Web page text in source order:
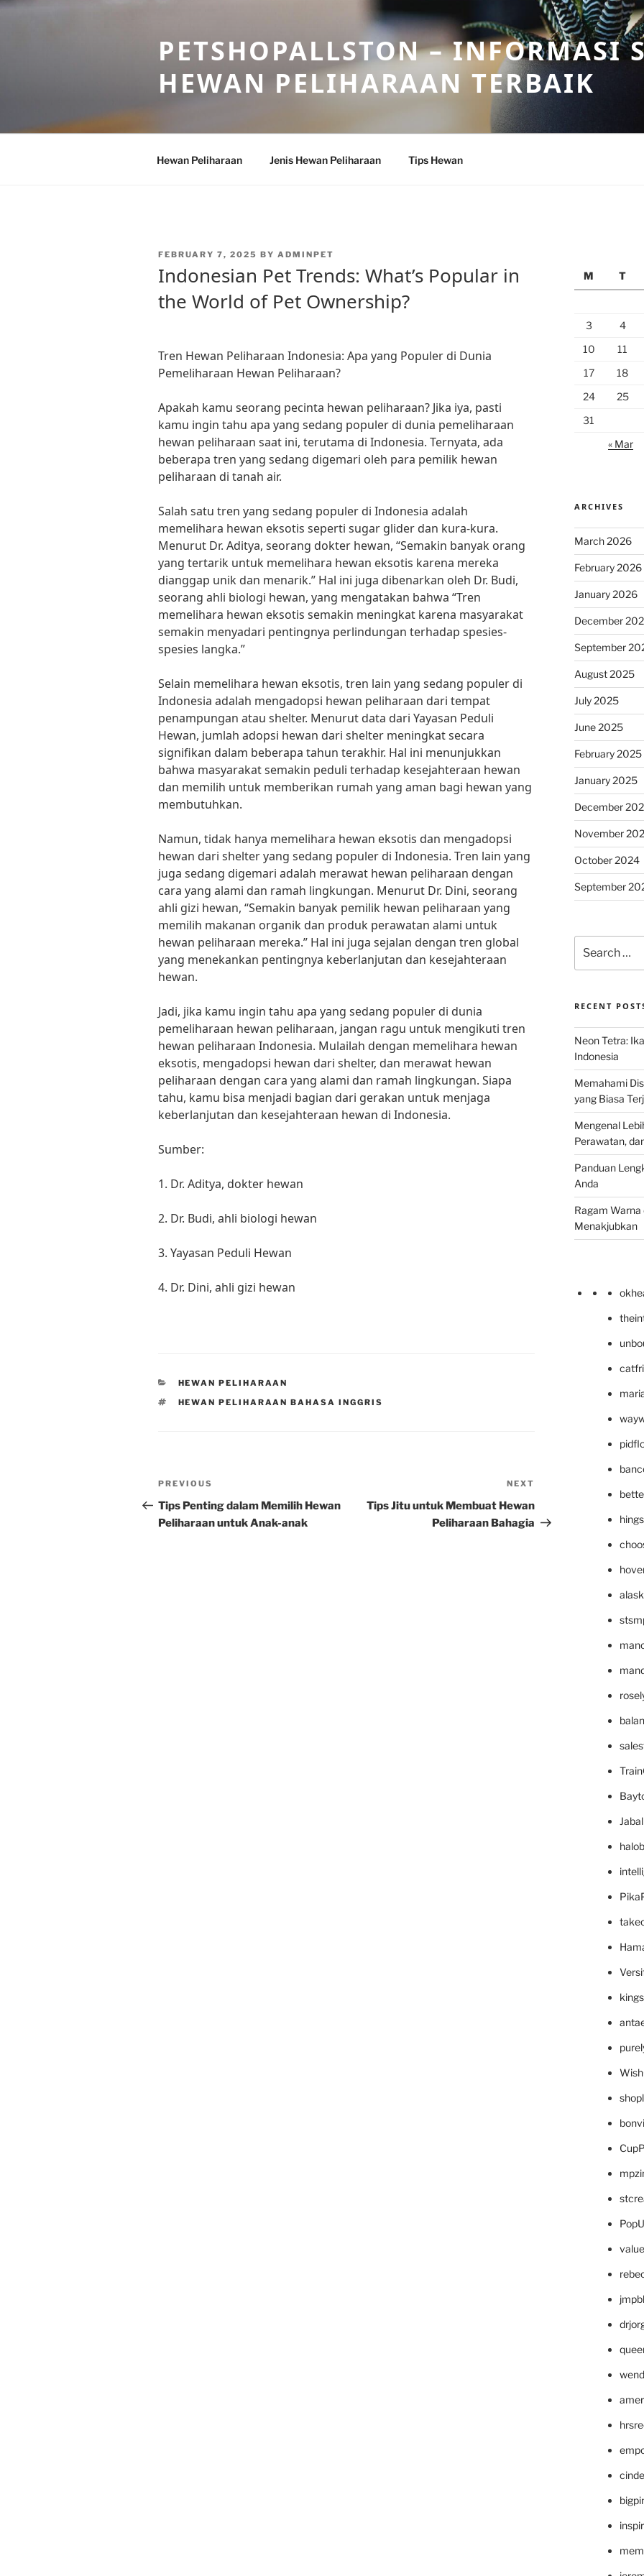
Skip
PETSHOPALLSTON – INFORMASI
HEWAN PELIHARAAN TERBAIK
Hewan Peliharaan Jenis Hewan Peliharaan Tips Hewan
POSTED
FEBRUARY 7, 2025 BY ADMINPET
Indonesian Pet Trends: What’s Popular in
the World of Pet Ownership?
Tren Hewan Peliharaan Indonesia: Apa yang Populer di Dunia
Pemeliharaan Hewan Peliharaan?
Apakah kamu seorang pecinta hewan peliharaan? Jika iya, pasti
kamu ingin tahu apa yang sedang populer di dunia pemeliharaan
hewan peliharaan saat ini, terutama di Indonesia. Ternyata, ada
beberapa tren yang sedang digemari oleh para pemilik hewan
peliharaan di tanah air.
Salah satu tren yang sedang populer di Indonesia adalah
memelihara hewan eksotis seperti sugar glider dan kura-kura.
Menurut Dr. Aditya, seorang dokter hewan, “Semakin banyak orang
yang tertarik untuk memelihara hewan eksotis karena mereka
dianggap unik dan menarik.” Hal ini juga dibenarkan oleh Dr. Budi,
seorang ahli biologi hewan, yang mengatakan bahwa “Tren
memelihara hewan eksotis semakin meningkat karena masyarakat
semakin menyadari pentingnya perlindungan terhadap spesies-
spesies langka.”
Selain memelihara hewan eksotis, tren lain yang sedang populer di
Indonesia adalah mengadopsi hewan peliharaan dari tempat
penampungan atau shelter. Menurut data dari Yayasan Peduli
Hewan, jumlah adopsi hewan dari shelter meningkat secara
signifikan dalam beberapa tahun terakhir. Hal ini menunjukkan
bahwa masyarakat semakin peduli terhadap kesejahteraan hewan
dan memilih untuk memberikan rumah yang aman bagi hewan yang
membutuhkan.
Namun, tidak hanya memelihara hewan eksotis dan mengadopsi
hewan dari shelter yang sedang populer di Indonesia. Tren lain yang
juga sedang digemari adalah merawat hewan peliharaan dengan
cara yang alami dan ramah lingkungan. Menurut Dr. Dini, seorang
ahli gizi hewan, “Semakin banyak pemilik hewan peliharaan yang
memilih makanan organik dan produk perawatan alami untuk
hewan peliharaan mereka.” Hal ini juga sejalan dengan tren global
yang menekankan pentingnya keberlanjutan dan kesejahteraan
hewan.
Jadi, jika kamu ingin tahu apa yang sedang populer di dunia
pemeliharaan hewan peliharaan, jangan ragu untuk mengikuti tren
hewan peliharaan Indonesia. Mulailah dengan memelihara hewan
eksotis, mengadopsi hewan dari shelter, dan merawat hewan
peliharaan dengan cara yang alami dan ramah lingkungan. Siapa
tahu, kamu bisa menjadi bagian dari gerakan untuk menjaga
keberlanjutan dan kesejahteraan hewan di Indonesia.
Sumber:
1. Dr. Aditya, dokter hewan
2. Dr. Budi, ahli biologi hewan
3. Yayasan Peduli Hewan
4. Dr. Dini, ahli gizi hewan
CATEGORIES
HEWAN PELIHARAAN
TAGS
HEWAN PELIHARAAN BAHASA INGGRIS
Post
navigation
Previous
Post
PREVIOUS
Tips Penting dalam Memilih Hewan
Peliharaan untuk Anak-anak
Post
NEXT
Tips Jitu untuk Membuat Hewan
Peliharaan Bahagia
M
T
3
4
10
11
17
18
24
25
31
« Mar
ARCHIVES
March 2026
February 2026
January 2026
December
September
August 2025
July 2025
June 2025
February 2025
January 2025
December
November
October 2024
September
for:
RECENT
Neon Tetra:
Indonesia
Memahami
yang Biasa
Mengenal
Perawatan,
Panduan
Anda
Ragam
Menakjubkan